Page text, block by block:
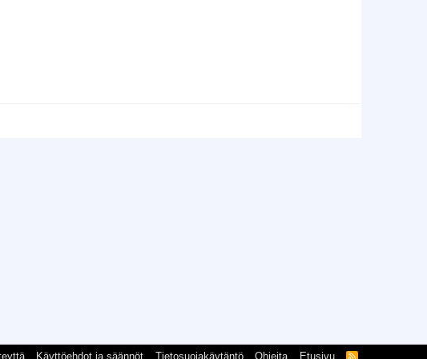
Käyttöehdot ja säännöt Tietosuojakäytäntö Ohjeita Etusivu R